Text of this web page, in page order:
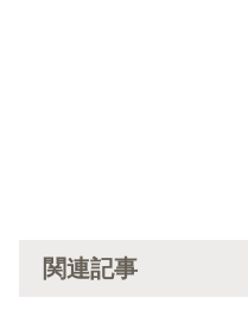
関連記事